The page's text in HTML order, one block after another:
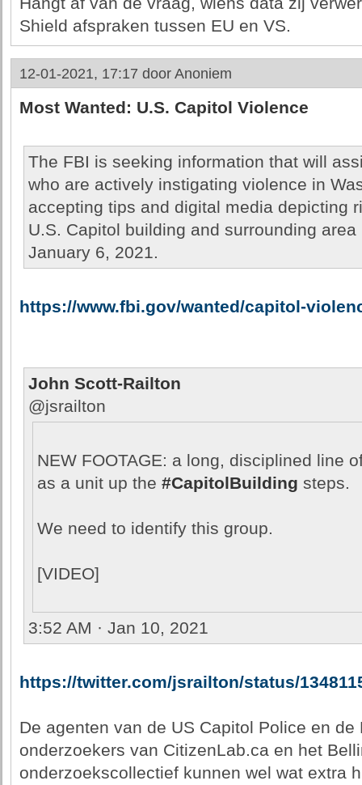
Shield afspraken tussen EU en VS.
12-01-2021, 17:17 door Anoniem
Most Wanted: U.S. Capitol Violence
The FBI is seeking information that will
who are actively instigating violence in
accepting tips and digital media depicting
U.S. Capitol building and surrounding
January 6, 2021.
https://www.fbi.gov/wanted/capitol-
John Scott-Railton
@jsrailton
NEW FOOTAGE: a long, disciplined line
as a unit up the #CapitolBuilding steps.
We need to identify this group.
[VIDEO]
3:52 AM · Jan 10, 2021
https://twitter.com/jsrailton/status/
De agenten van de US Capitol Police en
onderzoekers van CitizenLab.ca en het
onderzoekscollectief kunnen wel wat extra